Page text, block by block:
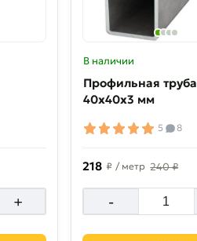
+
В наличии
Профильная труба
40х40х3 мм
5 8
218 ₽ / метр 240 ₽
-